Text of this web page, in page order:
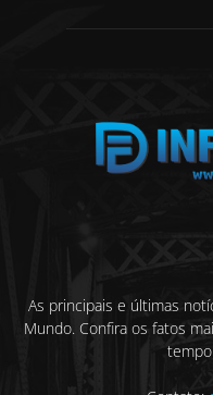
As principais e últimas
Mundo. Confira os fatos